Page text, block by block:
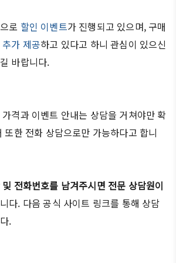
로 할인 이벤트가 진행되고 있으며, 구매
가 제공하고 있다고 하니 관심이 있으신
바랍니다.
격과 이벤트 안내는 상담을 거쳐야만 확
또한 전화 상담으로만 가능하다고 합니
전화번호를 남겨주시면 전문 상담원이
다. 다음 공식 사이트 링크를 통해 상담
.